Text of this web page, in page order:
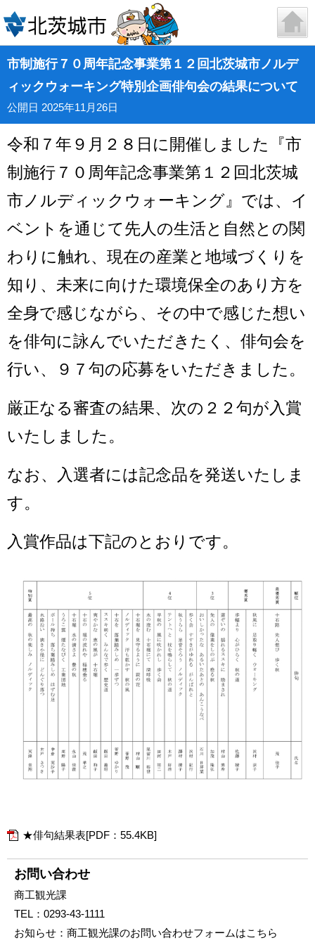
市制施行７０周年記念事業第１２回北茨城市ノルデ
ィックウォーキング特別企画俳句会の結果について
公開日 2025年11月26日
令和７年９月２８日に開催しました『市
制施行７０周年記念事業第１２回北茨城
市ノルディックウォーキング』では、イ
ベントを通じて先人の生活と自然との関
わりに触れ、現在の産業と地域づくりを
知り、未来に向けた環境保全のあり方を
全身で感じながら、その中で感じた想い
を俳句に詠んでいただきたく、俳句会を
行い、９７句の応募をいただきました。
厳正なる審査の結果、次の２２句が入賞
いたしました。
なお、入選者には記念品を発送いたしま
す。
入賞作品は下記のとおりです。
★俳句結果表[PDF：55.4KB]
お問い合わせ
商工観光課
TEL： 0293-43-1111
お知らせ： 商工観光課のお問い合わせフォームはこちら